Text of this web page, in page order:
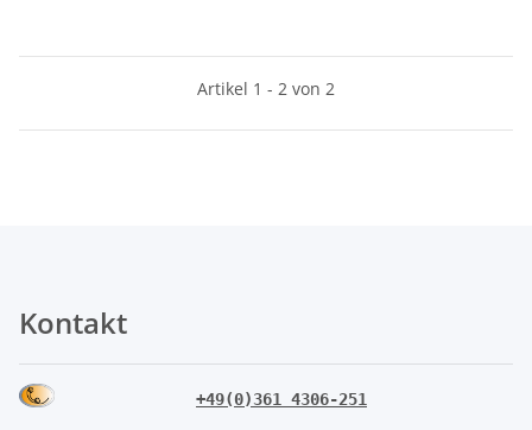
Artikel 1 - 2 von 2
Kontakt
+49(0)361 4306-251